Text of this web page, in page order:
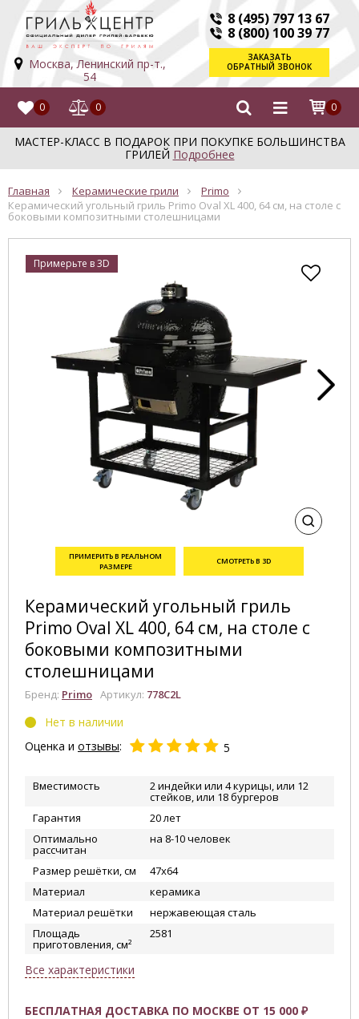
Москва, Ленинский пр-т.,
54
8 (495) 797 13 67
8 (800) 100 39 77
ЗАКАЗАТЬ
ОБРАТНЫЙ ЗВОНОК
0 0 0
МАСТЕР-КЛАСС В ПОДАРОК ПРИ ПОКУПКЕ БОЛЬШИНСТВА
ГРИЛЕЙ Подробнее
Главная Керамические грили
Primo
Керамический угольный гриль Primo Oval XL 400, 64 см, на столе с
боковыми композитными столешницами
Примерьте в 3D
ПРИМЕРИТЬ В РЕАЛЬНОМ
РАЗМЕРЕ
СМОТРЕТЬ В 3D
Керамический угольный гриль
Primo Oval XL 400, 64 см, на столе с
боковыми композитными
столешницами
Бренд: Primo Артикул: 778C2L
Нет в наличии
Оценка и отзывы: 5
Вместимость 2 индейки или 4 курицы, или 12
стейков, или 18 бургеров
Гарантия
20 лет
Оптимально
рассчитан
на 8-10 человек
Размер решётки, см
47x64
Материал
керамика
Материал решётки
нержавеющая сталь
Площадь
приготовления, см²
2581
Все характеристики
БЕСПЛАТНАЯ ДОСТАВКА ПО МОСКВЕ ОТ 15 000 ₽